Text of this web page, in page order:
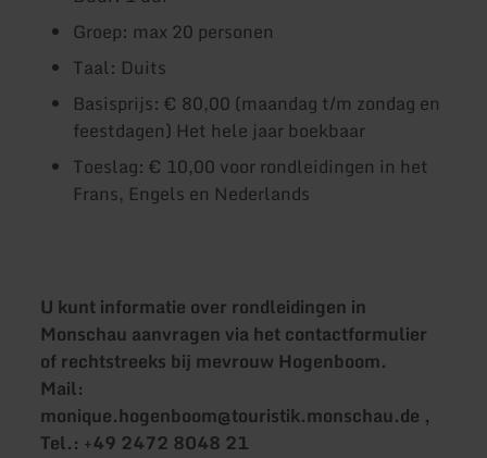
Groep: max 20 personen
Taal: Duits
Basisprijs: € 80,00 (maandag t/m zondag en
feestdagen) Het hele jaar boekbaar
Toeslag: € 10,00 voor rondleidingen in het
Frans, Engels en Nederlands
U kunt informatie over rondleidingen in
Monschau aanvragen via het contactformulier
of rechtstreeks bij mevrouw Hogenboom.
Mail:
monique.hogenboom@touristik.monschau.de ,
Tel.: +49 2472 8048 21